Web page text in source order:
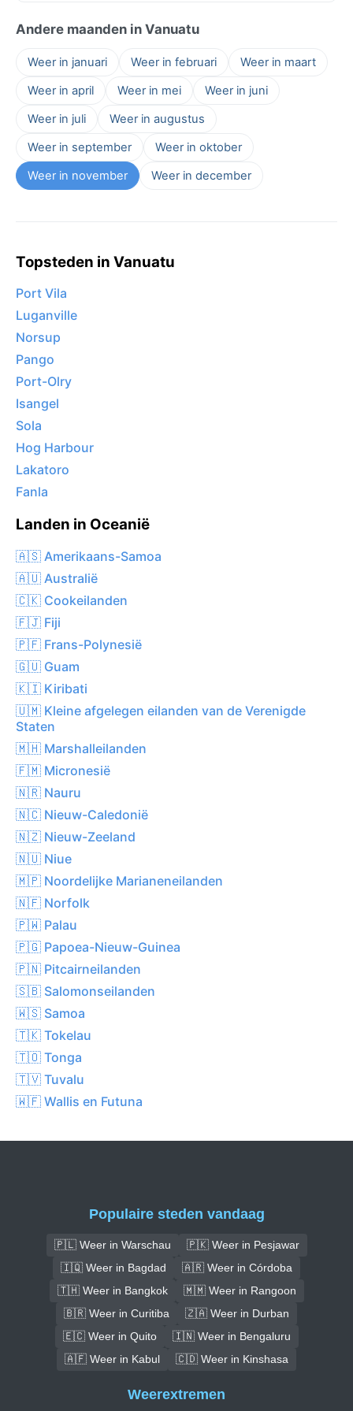
Andere maanden in Vanuatu
Weer in januari Weer in februari
Weer in maart
Weer in april
Weer in mei
Weer in juni
Weer in juli
Weer in augustus
Weer in september
Weer in oktober
Weer in november
Weer in december
Topsteden in Vanuatu
Port Vila
Luganville
Norsup
Pango
Port-Olry
Isangel
Sola
Hog Harbour
Lakatoro
Fanla
Landen in Oceanië
🇦🇸 Amerikaans-Samoa
🇦🇺 Australië
🇨🇰 Cookeilanden
🇫🇯 Fiji
🇵🇫 Frans-Polynesië
🇬🇺 Guam
🇰🇮 Kiribati
🇺🇲 Kleine afgelegen eilanden van de Verenigde
Staten
🇲🇭 Marshalleilanden
🇫🇲 Micronesië
🇳🇷 Nauru
🇳🇨 Nieuw-Caledonië
🇳🇿 Nieuw-Zeeland
🇳🇺 Niue
🇲🇵 Noordelijke Marianeneilanden
🇳🇫 Norfolk
🇵🇼 Palau
🇵🇬 Papoea-Nieuw-Guinea
🇵🇳 Pitcairneilanden
🇸🇧 Salomonseilanden
🇼🇸 Samoa
🇹🇰 Tokelau
🇹🇴 Tonga
🇹🇻 Tuvalu
🇼🇫 Wallis en Futuna
Populaire steden vandaag
🇵🇱 Weer in Warschau
🇵🇰 Weer in Pesjawar
🇮🇶 Weer in Bagdad
🇦🇷 Weer in Córdoba
🇹🇭 Weer in Bangkok
🇲🇲 Weer in Rangoon
🇧🇷 Weer in Curitiba
🇿🇦 Weer in Durban
🇪🇨 Weer in Quito
🇮🇳 Weer in Bengaluru
🇦🇫 Weer in Kabul
🇨🇩 Weer in Kinshasa
Weerextremen